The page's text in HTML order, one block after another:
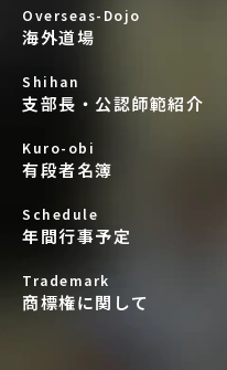
Overseas-Dojo
海外道場
Shihan
支部長・公認師範紹介
Kuro-obi
有段者名簿
Schedule
年間行事予定
Trademark
商標権に関して